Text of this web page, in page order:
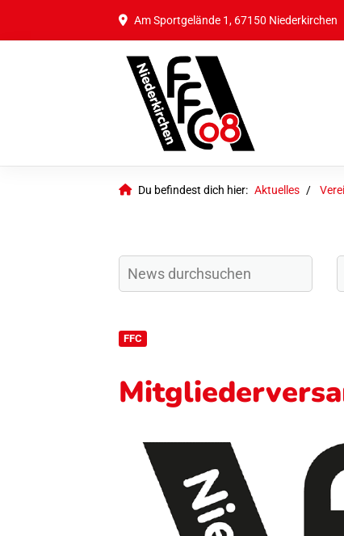
Am Sportgelände 1, 67150 Niederkirchen
Du befindest dich hier: Aktuelles
FFC